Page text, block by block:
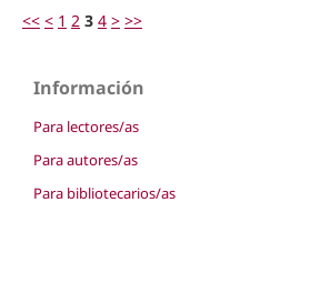
<< < 1 2 3 4 > >>
Información
Para lectores/as
Para autores/as
Para bibliotecarios/as